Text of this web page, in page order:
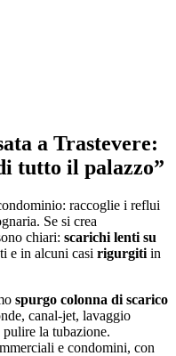
a Trastevere:
tutto il palazzo”
raccoglie i reflui
Se si crea
chiari: scarichi lenti su
e in alcuni casi rigurgiti in
spurgo colonna di scarico
canal-jet, lavaggio
la tubazione.
e condomini, con